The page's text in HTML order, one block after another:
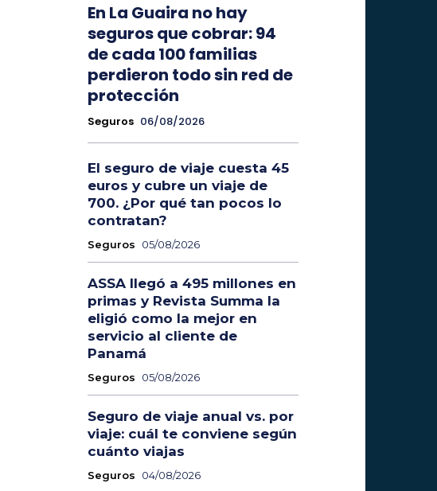
En La Guaira no hay
seguros que cobrar: 94
de cada 100 familias
perdieron todo sin red de
protección
Seguros 06/08/2026
El seguro de viaje cuesta 45
euros y cubre un viaje de
700. ¿Por qué tan pocos lo
contratan?
Seguros 05/08/2026
ASSA llegó a 495 millones en
primas y Revista Summa la
eligió como la mejor en
servicio al cliente de
Panamá
Seguros 05/08/2026
Seguro de viaje anual vs. por
viaje: cuál te conviene según
cuánto viajas
Seguros 04/08/2026